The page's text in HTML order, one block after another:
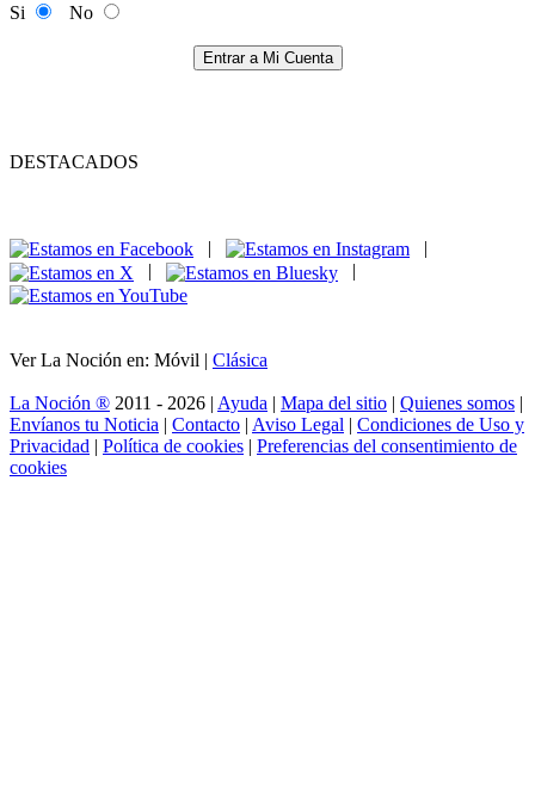
Si
No
Entrar a Mi Cuenta
DESTACADOS
|
|
|
|
Ver La Noción en: Móvil | Clásica
La Noción ® 2011 - 2026 | Ayuda | Mapa del sitio | Quienes somos |
Envíanos tu Noticia | Contacto | Aviso Legal | Condiciones de Uso y
Privacidad | Política de cookies | Preferencias del consentimiento de
cookies